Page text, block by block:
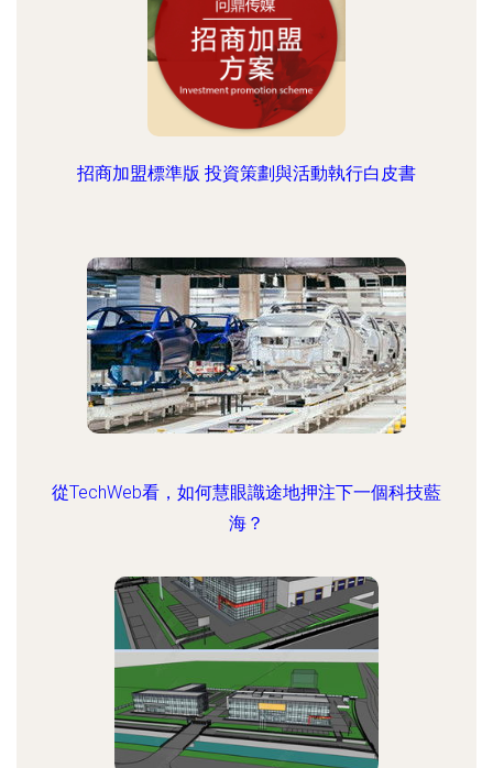
招商加盟標準版 投資策劃與活動執行白皮書
從TechWeb看，如何慧眼識途地押注下一個科技藍
海？